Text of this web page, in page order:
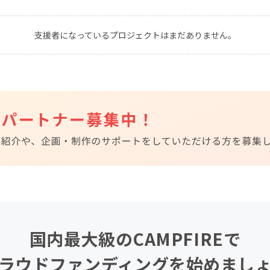
CAMPFIRE for Social Good
CAMPFIRE Creation
CAMPFIREふるさと納税
machi-ya コミュニティ
支援者になっているプロジェクトはまだありません。
国内最大級のCAMPFIREで
ウドファンディングを始めまし